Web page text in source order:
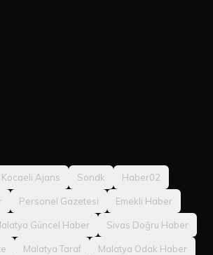
Kocaeli Ajans Sondk Haber02
Personel Gazetesi Emekli Haber
Güncel Haber Sivas Doğru Haber
Malatya Taraf Malatya Odak Haber